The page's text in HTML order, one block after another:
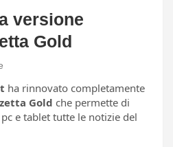
versione
Gold
ha rinnovato completamente
Gold che permette di
e tablet tutte le notizie del